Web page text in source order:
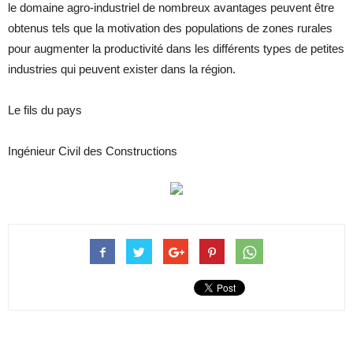
le domaine agro-industriel de nombreux avantages peuvent être
obtenus tels que la motivation des populations de zones rurales
pour augmenter la productivité dans les différents types de petites
industries qui peuvent exister dans la région.
Le fils du pays
Ingénieur Civil des Constructions